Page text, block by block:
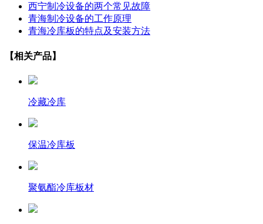
西宁制冷设备的两个常见故障
青海制冷设备的工作原理
青海冷库板的特点及安装方法
【相关产品】
冷藏冷库
保温冷库板
聚氨酯冷库板材